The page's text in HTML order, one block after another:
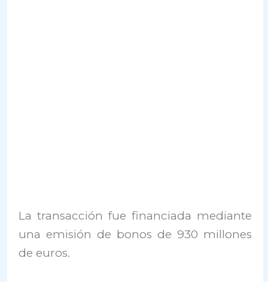
La transacción fue financiada mediante
una emisión de bonos de 930 millones
de euros.